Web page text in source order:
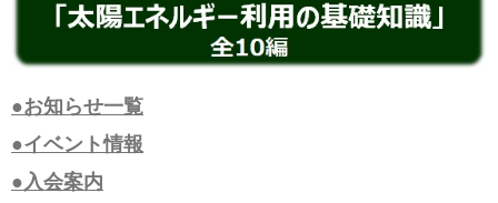
●お知らせ一覧
●イベント情報
●入会案内